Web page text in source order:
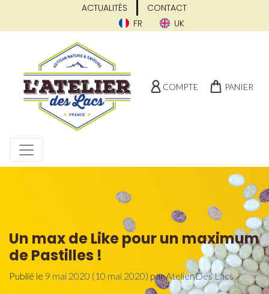
ACTUALITÉS
CONTACT
FR
UK
COMPTE PANIER
Un max de Like pour un maximum
de Pastilles !
Publié le 9 mai 2020 (10 mai 2020) parAtelier Des Lacs